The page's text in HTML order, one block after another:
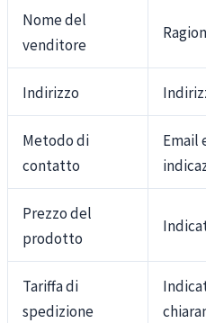
Nome del
venditore
Indirizzo
Metodo di
contatto
Email
Prezzo del
prodotto
Tariffa di
spedizione